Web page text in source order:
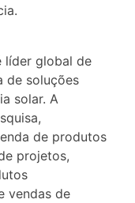
líder global de
de soluções
solar. A
de produtos
projetos,
vendas de